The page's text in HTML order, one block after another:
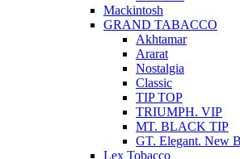
Mackintosh
GRAND TABACCO
Akhtamar
Ararat
Nostalgia
Classic
TIP TOP
TRIUMPH. VIP
MT. BLACK TIP
GT. Elegant. New
Lex Tobacco